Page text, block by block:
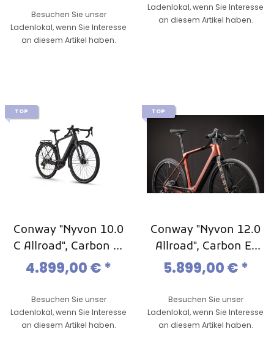
Besuchen Sie unser
Ladenlokal, wenn Sie Interesse
an diesem Artikel haben.
Ladenlokal, wenn Sie Interesse
an diesem Artikel haben.
TOP
Conway "Nyvon 10.0
C Allroad", Carbon E-
Gravel, Carbon
2024
4.899,00 € *
Besuchen Sie unser
Ladenlokal, wenn Sie Interesse
an diesem Artikel haben.
TOP
Conway "Nyvon 12.0
Allroad", Carbon E-
Gravel, Carbon
2024
5.899,00 € *
Besuchen Sie unser
Ladenlokal, wenn Sie Interesse
an diesem Artikel haben.